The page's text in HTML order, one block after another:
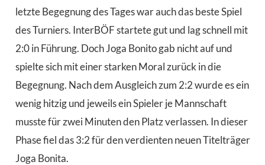
letzte Begegnung des Tages war auch das beste Spiel
des Turniers. InterBÖF startete gut und lag schnell mit
2:0 in Führung. Doch Joga Bonito gab nicht auf und
spielte sich mit einer starken Moral zurück in die
Begegnung. Nach dem Ausgleich zum 2:2 wurde es ein
wenig hitzig und jeweils ein Spieler je Mannschaft
musste für zwei Minuten den Platz verlassen. In dieser
Phase fiel das 3:2 für den verdienten neuen Titelträger
Joga Bonita.